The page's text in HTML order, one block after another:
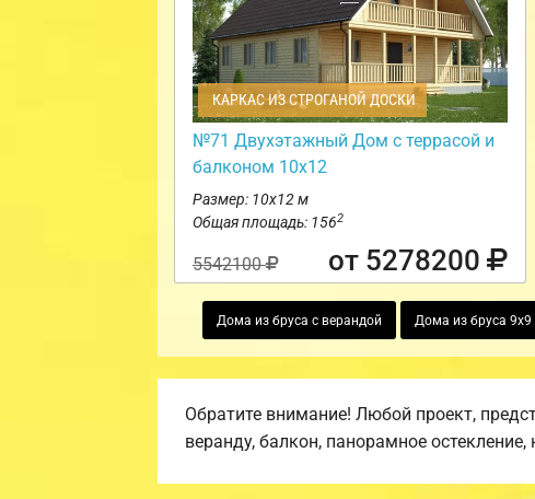
КАРКАС ИЗ СТРОГАНОЙ ДОСКИ
№71 Двухэтажный Дом с террасой и
балконом 10х12
Размер: 10х12 м
Общая площадь: 1562
5542100 от 5278200
Дома из бруса с верандой Дома из бруса 9х9
Обратите внимание! Любой проект,
веранду, балкон, панорамное